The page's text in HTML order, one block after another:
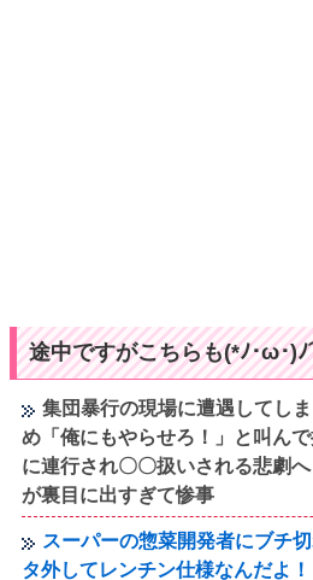
途中ですがこちらも(*ﾉ･ω･)
集団暴行の現場に遭遇してし
め「俺にもやらせろ！」と叫ん
に連行され〇〇扱いされる悲劇
が裏目に出すぎて惨事
スーパーの惣菜開発者にブチ
タ外してレンチン仕様なんだよ